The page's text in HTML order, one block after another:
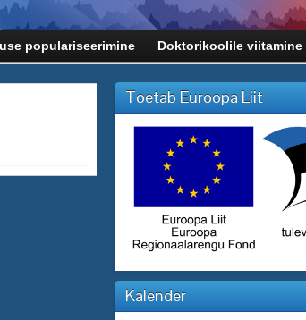
populariseerimine Doktorikoolile viitamine
Toetab Euroopa Liit
Kalender